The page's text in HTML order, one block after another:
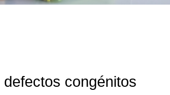
congénitos